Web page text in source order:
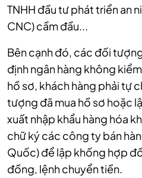
TNHH đầu tư phát triển an
CNC) cầm đầu...
Bên cạnh đó, các đối
định ngân hàng không
hồ sơ, khách hàng phải tự
tượng đã mua hồ sơ hoặc
xuất nhập khẩu hàng hóa
chữ ký các công ty bán
Quốc) để lập khống hợp
đồng, lệnh chuyển tiền.